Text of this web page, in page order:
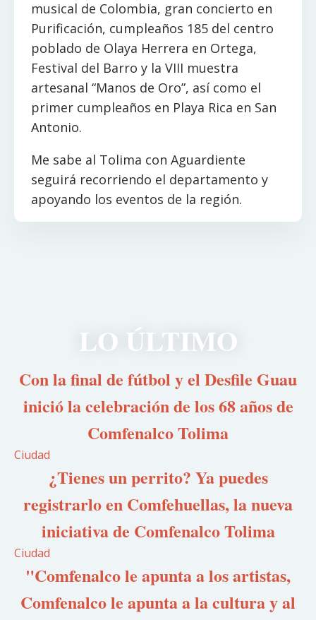
musical de Colombia, gran concierto en
Purificación, cumpleaños 185 del centro
poblado de Olaya Herrera en Ortega,
Festival del Barro y la VIII muestra
artesanal “Manos de Oro”, así como el
primer cumpleaños en Playa Rica en San
Antonio.
Me sabe al Tolima con Aguardiente
seguirá recorriendo el departamento y
apoyando los eventos de la región.
LO ÚLTIMO
Con la final de fútbol y el Desfile Guau
inició la celebración de los 68 años de
Comfenalco Tolima
Ciudad
¿Tienes un perrito? Ya puedes
registrarlo en Comfehuellas, la nueva
iniciativa de Comfenalco Tolima
Ciudad
"Comfenalco le apunta a los artistas,
Comfenalco le apunta a la cultura y al